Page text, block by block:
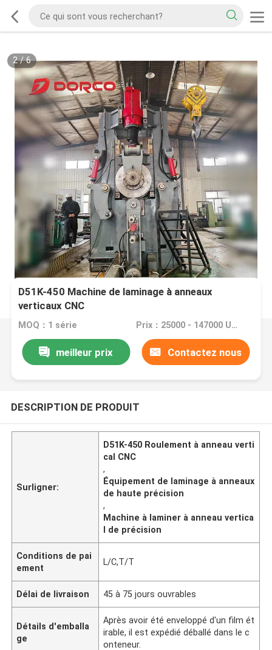
2/6
D51K-450 Machine de laminage à anneaux
verticaux CNC
MOQ：1 série Prix：25000 - 147000 USD per set
meilleur prix Contactez nous
DESCRIPTION DE PRODUIT
Surligner:
D51K-450 Roulement à anneau verti
cal CNC
,
Équipement de laminage à anneaux
de haute précision
,
Machine à laminer à anneau vertica
l de précision
Conditions de pai
ement
L/C,T/T
Délai de livraison 45 à 75 jours ouvrables
Détails d'emballa
ge
Après avoir été enveloppé d'un film ét
irable, il est expédié déballé dans le c
onteneur.